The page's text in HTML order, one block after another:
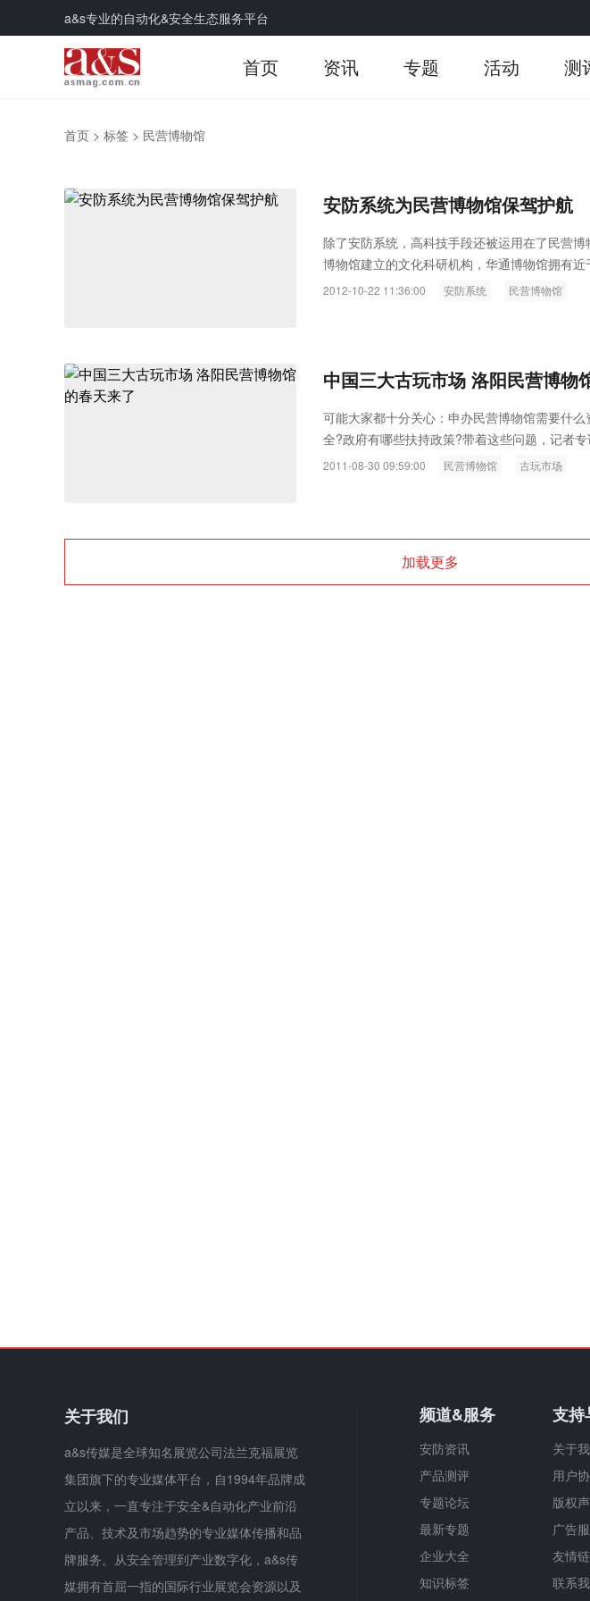
a&s专业的自动化&安全生态服务平台
首页 资讯 专题 活动 测
首页 > 标签 > 民营博物馆
安防系统为民营博物馆保驾护航
除了安防系统，高科技手段还被运用在了民营
博物馆建立的文化科研机构，华通博物馆拥有
2012-10-22 11:36:00 安防系统 民营博物馆
中国三大古玩市场 洛阳民营博物
可能大家都十分关心：申办民营博物馆需要什
全?政府有哪些扶持政策?带着这些问题，记者
馆馆长、研究员王支援...
2011-08-30 09:59:00 民营博物馆 古玩市场
加载更多
Raythink燧石技术：以红外技术，筑造低
空经济时代的智能安防新生态
关于我们
a&s传媒是全球知名展览公司法兰克福展览
集团旗下的专业媒体平台，自1994年品牌成
立以来，一直专注于安全&自动化产业前沿
产品、技术及市场趋势的专业媒体传播和品
牌服务。从安全管理到产业数字化，a&s传
媒拥有首屈一指的国际行业展览会资源以及
频道&服务
安防资讯
产品测评
专题论坛
最新专题
企业大全
知识标签
支持
关于
用户
版权
广告
友情
联系